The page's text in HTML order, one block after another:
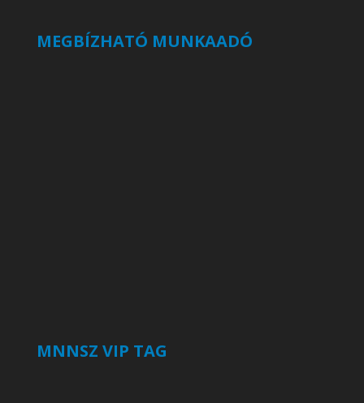
MEGBÍZHATÓ MUNKAADÓ
MNNSZ VIP TAG